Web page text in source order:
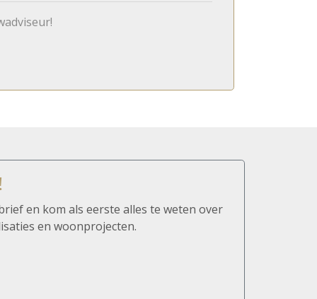
en kom als eerste alles te weten over
en woonprojecten.